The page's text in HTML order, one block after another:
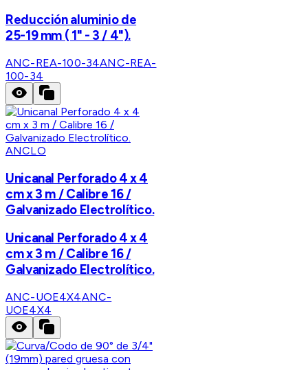
Reducción aluminio de
25-19 mm ( 1" - 3 / 4").
ANC-REA-100-34ANC-REA-
100-34
ANCLO
Unicanal Perforado 4 x 4
cm x 3 m / Calibre 16 /
Galvanizado Electrolítico.
Unicanal Perforado 4 x 4
cm x 3 m / Calibre 16 /
Galvanizado Electrolítico.
ANC-UOE4X4ANC-
UOE4X4